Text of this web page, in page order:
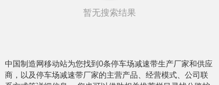
暂无搜索结果
中国制造网移动站为您找到0条停车场减速带生产厂家和供应
商，以及停车场减速带厂家的主营产品、经营模式、公司联